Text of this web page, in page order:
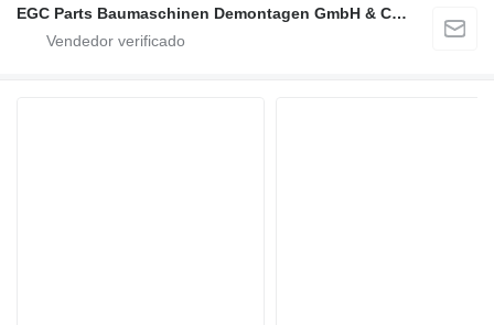
EGC Parts Baumaschinen Demontagen GmbH & Co. KG